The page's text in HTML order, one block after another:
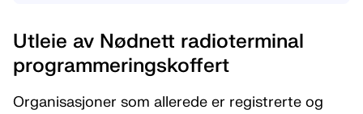
Utleie av Nødnett radioterminal
programmeringskoffert
Organisasjoner som allerede er registrerte og